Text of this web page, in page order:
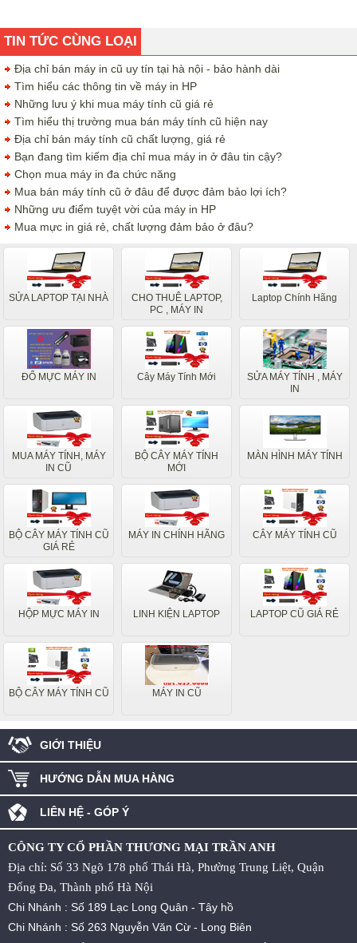
TIN TỨC CÙNG LOẠI
Địa chỉ bán máy in cũ uy tín tại hà nội - bảo hành dài
Tìm hiểu các thông tin về máy in HP
Những lưu ý khi mua máy tính cũ giá rẻ
Tìm hiểu thị trường mua bán máy tính cũ hiện nay
Địa chỉ bán máy tính cũ chất lượng, giá rẻ
Bạn đang tìm kiếm địa chỉ mua máy in ở đâu tin cậy?
Chọn mua máy in đa chức năng
Mua bán máy tính cũ ở đâu để được đảm bảo lợi ích?
Những ưu điểm tuyệt vời của máy in HP
Mua mực in giá rẻ, chất lượng đảm bảo ở đâu?
SỬA LAPTOP TẠI NHÀ
CHO THUÊ LAPTOP,
PC , MÁY IN
Laptop Chính Hãng
ĐỔ MỰC MÁY IN Cây Máy Tính Mới
SỬA MÁY TÍNH , MÁY
IN
MUA MÁY TÍNH, MÁY
IN CŨ
BỘ CÂY MÁY TÍNH
MỚI
MÀN HÌNH MÁY TÍNH
BỘ CÂY MÁY TÍNH CŨ
GIÁ RẺ
MÁY IN CHÍNH HÃNG CÂY MÁY TÍNH CŨ
HỘP MỰC MÁY IN LINH KIỆN LAPTOP LAPTOP CŨ GIÁ RẺ
BỘ CÂY MÁY TÍNH CŨ MÁY IN CŨ
GIỚI THIỆU
HƯỚNG DẪN MUA HÀNG
LIÊN HỆ - GÓP Ý
CÔNG TY CỔ PHẦN THƯƠNG MẠI TRẦN ANH
Địa chỉ: Số 33 Ngõ 178 phố Thái Hà, Phường Trung Liệt, Quận
Đống Đa, Thành phố Hà Nội
Chi Nhánh : Số 189 Lạc Long Quân - Tây hồ
Chi Nhánh : Số 263 Nguyễn Văn Cừ - Long Biên